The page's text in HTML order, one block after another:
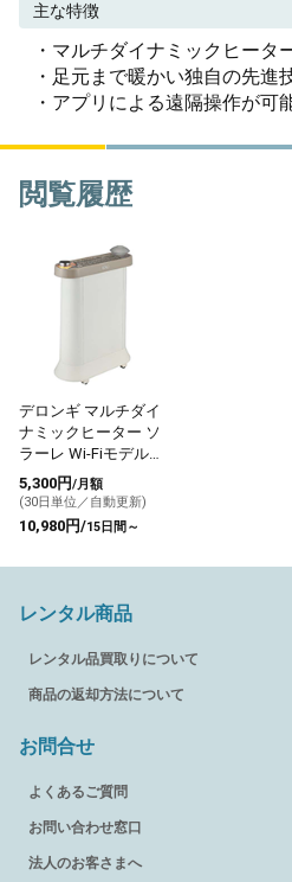
主な特徴
・マルチダイナミックヒータ
・足元まで暖かい独自の先進
・アプリによる遠隔操作が可
閲覧履歴
デロンギ マルチダイ
ナミックヒーター ソ
ラーレ Wi-Fiモデル
IDH15WIFI-WB
5,300円/月額
(30日単位／自動更新)
10,980円/15日間～
レンタル商品
レンタル品買取りについて
商品の返却方法について
お問合せ
よくあるご質問
お問い合わせ窓口
法人のお客さまへ